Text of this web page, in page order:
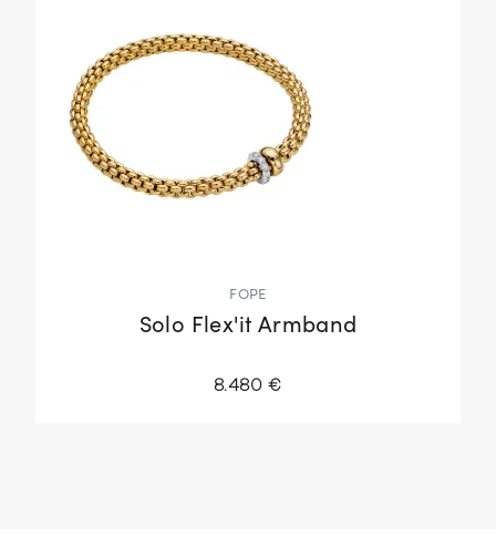
FOPE
Solo Flex'it Armband
8.480 €